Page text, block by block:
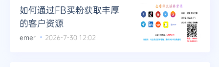
如何通过FB买粉获取丰厚
的客户资源
emer 2026-7-30 12:02